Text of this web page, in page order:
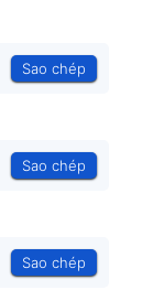
Sao chép
Sao chép
Sao chép